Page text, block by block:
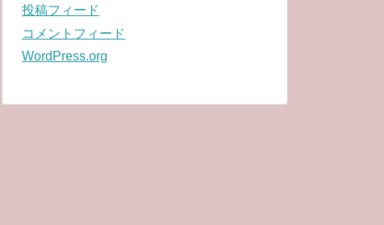
投稿フィード
コメントフィード
WordPress.org